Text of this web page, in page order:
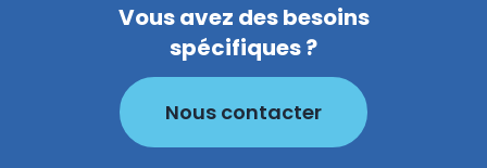
Vous avez des besoins
spécifiques ?
Nous contacter